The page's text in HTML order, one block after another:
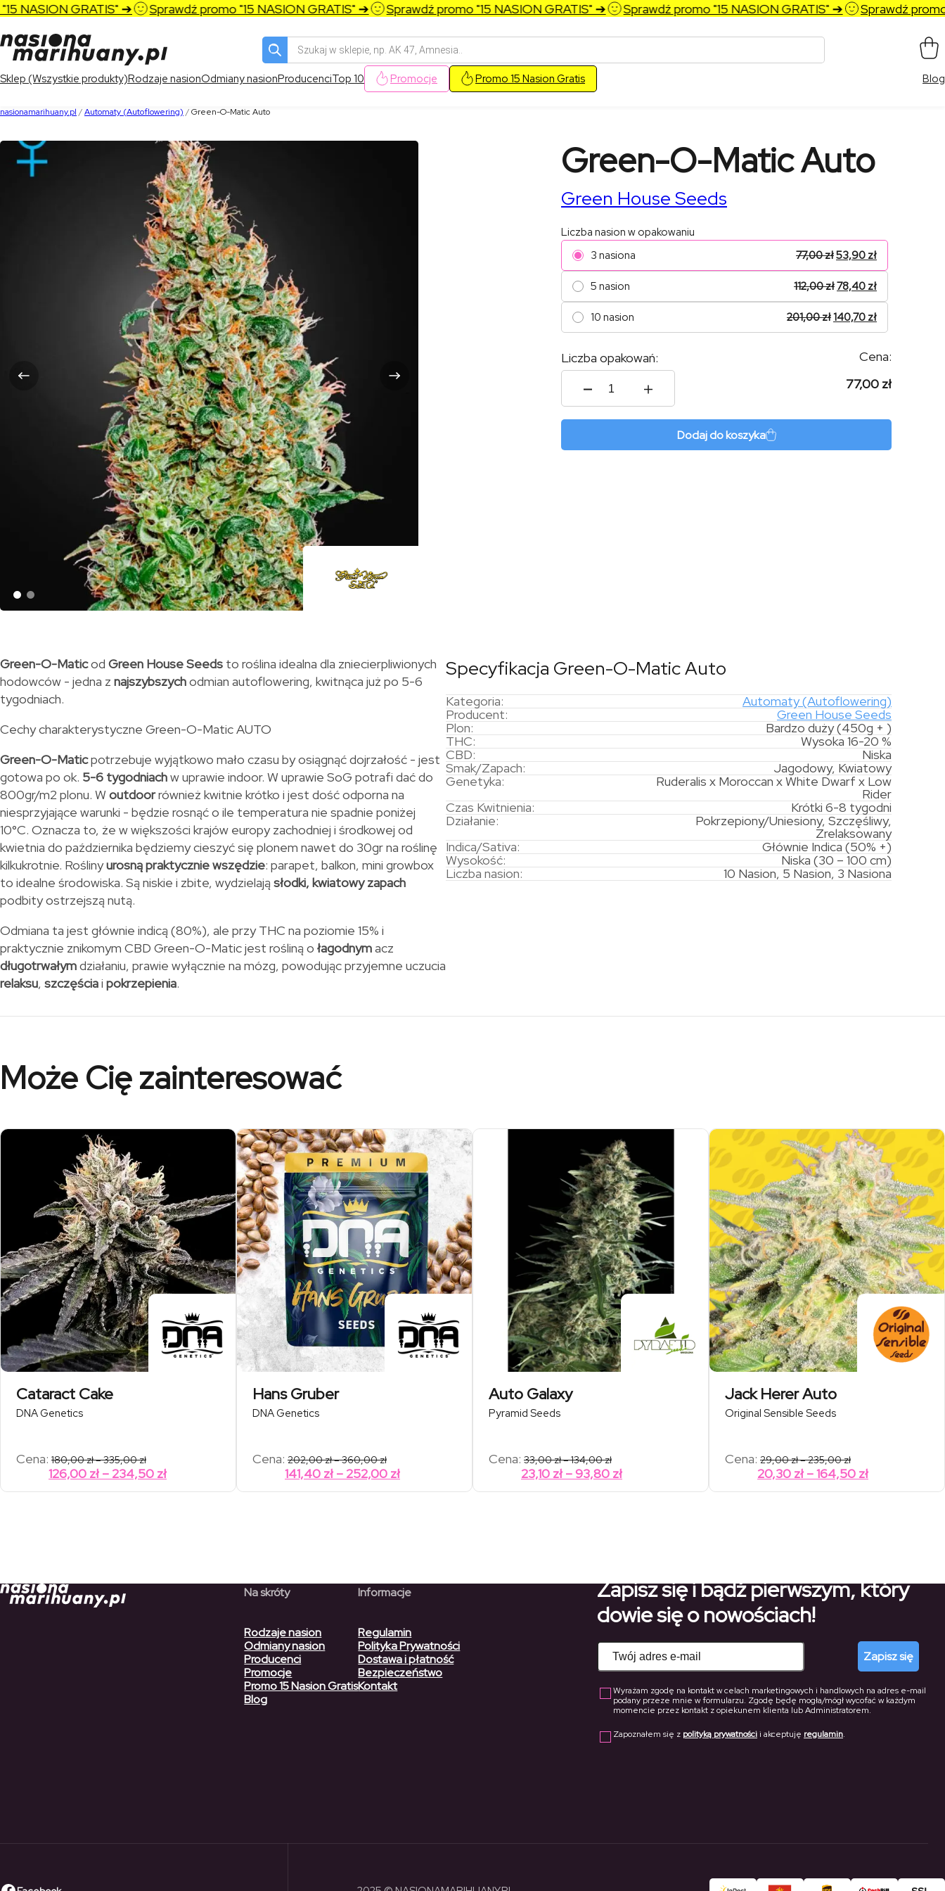
GRATIS" ➔ Sprawdź promo "15 NASION GRATIS" ➔ Sprawdź promo "15 NASION GRATIS" ➔ Sprawdź promo "15 NASION GRATIS" ➔ Sprawdź promo
Wyszukiwarka
produktów
Sklep (Wszystkie produkty)Rodzaje nasionOdmiany nasionProducenciTop 10 Promocje Promo 15 Nasion Gratis Blog
nasionamarihuany.pl /Automaty (Autoflowering) /Green-O-Matic Auto
Green-O-Matic Auto
Green House Seeds
Liczba nasion w opakowaniu
3 nasiona
77,00zł53,90 zł
5 nasion 112,00zł78,40 zł
10 nasion 201,00zł140,70 zł
Liczba opakowań:
ilość
Green-
O-
Auto
Cena:
77,00 zł
Dodaj do koszyka
Specyfikacja Green-O-Matic Auto
Kategoria:
Automaty (Autoflowering)
Producent:
Green House Seeds
Plon:
Bardzo duży (450g + )
THC:
Wysoka 16-20 %
CBD:
Niska
Smak/Zapach:
Jagodowy, Kwiatowy
Genetyka:
Ruderalis x Moroccan x White Dwarf x Low
Rider
Czas Kwitnienia:
Krótki 6-8 tygodni
Działanie:
Pokrzepiony/Uniesiony, Szczęśliwy,
Zrelaksowany
Indica/Sativa:
Głównie Indica (50% +)
Wysokość:
Niska (30 – 100 cm)
Liczba nasion:
10 Nasion, 5 Nasion, 3 Nasiona
Green-O-Maticod Green House Seeds to roślina idealna dla zniecierpliwionych
hodowców - jedna z najszybszychodmian autoflowering, kwitnąca już po 5-6
tygodniach.
Cechy charakterystyczne Green-O-Matic AUTO
Green-O-Maticpotrzebuje wyjątkowo mało czasu by osiągnąć dojrzałość - jest
gotowa po ok. 5-6 tygodniachw uprawie indoor. W uprawie SoG potrafi dać do
800gr/m2 plonu. Woutdoorrównież kwitnie krótko i jest dość odporna na
niesprzyjające warunki - będzie rosnąć o ile temperatura nie spadnie poniżej
10°C. Oznacza to, że w większości krajów europy zachodniej i środkowej od
kwietnia do października będziemy cieszyć się plonem nawet do 30gr na roślinę
kilkukrotnie. Roślinyurosną praktycznie wszędzie: parapet, balkon, mini growbox
to idealne środowiska. Są niskie i zbite, wydzielają słodki, kwiatowy zapach
podbity ostrzejszą nutą.
Odmiana ta jest głównie indicą (80%), ale przy THC na poziomie 15% i
praktycznie znikomym CBD Green-O-Matic jest rośliną o łagodnymacz
długotrwałymdziałaniu, prawie wyłącznie na mózg, powodując przyjemne uczucia
relaksu, szczęściai pokrzepienia.
Może Cię zainteresować
Cataract Cake
DNA Genetics
Cena: 180,00zł–335,00złZakres
cen:
od
180,00 zł
126,00 zł – 234,50 złZakres
cen:
Hans Gruber
DNA Genetics
Cena: 202,00zł–360,00złZakres
cen:
od
202,00 zł
141,40 zł – 252,00 złZakres
cen:
Auto Galaxy
Pyramid Seeds
Cena: 33,00zł–134,00złZakres
cen:
od
33,00 zł
23,10 zł –93,80 złZakres
cen:
Jack Herer Auto
Original Sensible Seeds
Cena: 29,00zł–235,00złZakres
cen:
od
29,00 zł
20,30 zł –164,50 złZakres
cen:
Zapisz się i bądź pierwszym, który
dowie się o nowościach!
Wyrażam zgodę na kontakt w celach marketingowych i handlowych na adres e-mail
podany przeze mnie w formularzu. Zgodę będę mogła/mógł wycofać w każdym
momencie przez kontakt z opiekunem klienta lub Administratorem.
Zapoznałem się z polityką prywatnościi akceptuję regulamin.
Zapisz się
Na skróty
Rodzaje nasion
Odmiany nasion
Producenci
Promocje
Promo 15 Nasion Gratis
Blog
Informacje
Regulamin
Polityka Prywatności
Dostawa i płatność
Bezpieczeństwo
Kontakt